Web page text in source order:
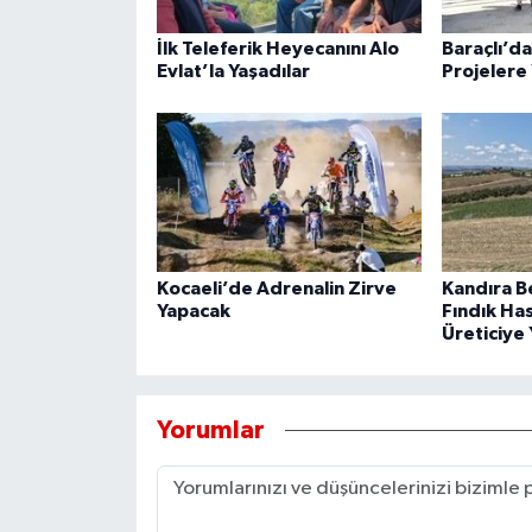
İlk Teleferik Heyecanını Alo
Evlat’la Yaşadılar
Projelere
Kocaeli’de Adrenalin Zirve
Yapacak
Kandıra
Fındık
Üreticiye
Yorumlar